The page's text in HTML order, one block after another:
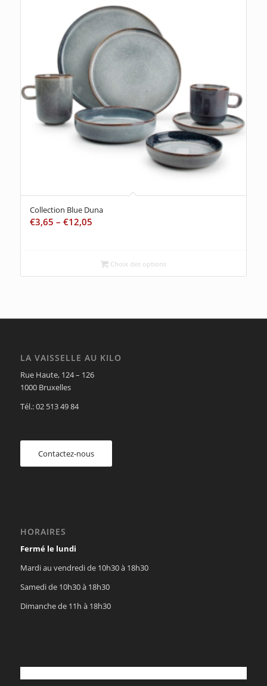
Collection Blue Duna
€3,65 – €12,05
Choix des options
LA VAISSELLE AU KILO
Rue Haute, 124 – 126
1000 Bruxelles
Tél.: 02 513 49 84
Contactez-nous
HORAIRES
Fermé le lundi
Mardi au vendredi de 10h30 à 18h30
Samedi de 10h30 à 18h30
Dimanche de 11h à 18h30